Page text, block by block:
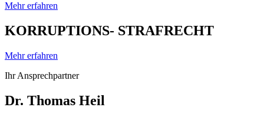
Mehr erfahren
KORRUPTIONS- STRAFRECHT
Mehr erfahren
Ihr Ansprechpartner
Dr. Thomas Heil